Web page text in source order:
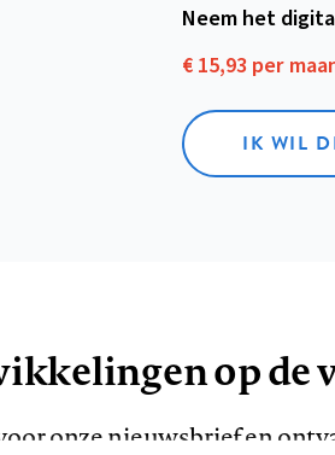
Neem het
€ 15,93 per
IK WIL
op de
onze nieuwsbrief en